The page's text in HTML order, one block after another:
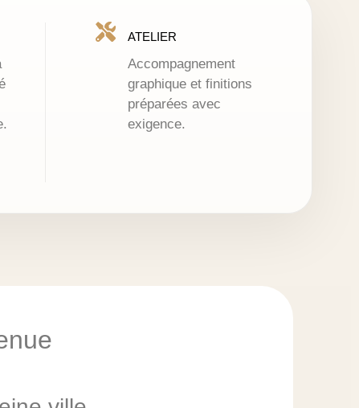
ATELIER
Accompagnement
graphique et finitions
préparées avec
exigence.